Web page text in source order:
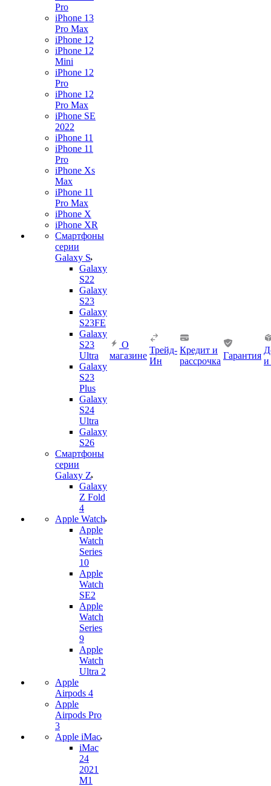
Pro
iPhone 13
Pro Max
iPhone 12
iPhone 12
Mini
iPhone 12
Pro
iPhone 12
Pro Max
iPhone SE
2022
iPhone 11
iPhone 11
Pro
iPhone Xs
Max
iPhone 11
Pro Max
iPhone X
iPhone XR
Смартфоны
серии
Galaxy S
Galaxy
S22
Galaxy
S23
Galaxy
S23FE
Galaxy
S23
Ultra
Galaxy
S23
Plus
Galaxy
S24
Ultra
Galaxy
S26
Смартфоны
серии
Galaxy Z
Galaxy
Z Fold
4
Apple Watch
Apple
Watch
Series
10
Apple
Watch
SE2
Apple
Watch
Series
9
Apple
Watch
Ultra 2
Apple
Airpods 4
Apple
Airpods Pro
3
Apple iMac
iMac
24
2021
M1
О
магазине
Трейд-
Ин
Кредит и
рассрочка
Гарантия
и